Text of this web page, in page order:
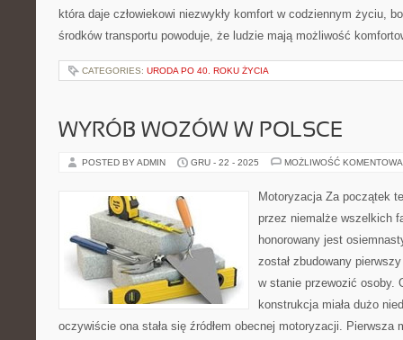
która daje człowiekowi niezwykły komfort w codziennym życiu,
środków transportu powoduje, że ludzie mają możliwość
CATEGORIES: URODA PO 40. ROKU ŻYCIA
WYRÓB WOZÓW W POLSCE
POSTED BY ADMIN GRU - 22 - 2025 MOŻLIWOŚĆ
Motoryzacja Za początek
przez niemalże wszelkich
honorowany jest
został zbudowany
w stanie przewozić osoby.
konstrukcja miała dużo
oczywiście ona stała się źródłem obecnej motoryzacji. Pierwsza